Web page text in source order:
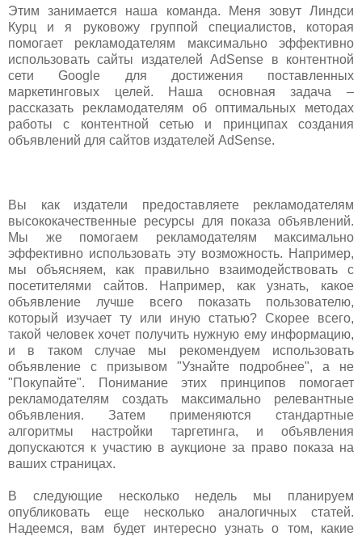
Этим занимается наша команда. Меня зовут Линдси
Курц и я руковожу группой специалистов, которая
помогает рекламодателям максимально эффективно
использовать сайты издателей AdSense в контентной
сети Google для достижения поставленных
маркетинговых целей. Наша основная задача –
рассказать рекламодателям об оптимальных методах
работы с контентной сетью и принципах создания
объявлений для сайтов издателей AdSense.
Вы как издатели предоставляете рекламодателям
высококачественные ресурсы для показа объявлений.
Мы же помогаем рекламодателям максимально
эффективно использовать эту возможность. Например,
мы объясняем, как правильно взаимодействовать с
посетителями сайтов. Например, как узнать, какое
объявление лучше всего показать пользователю,
который изучает ту или иную статью? Скорее всего,
такой человек хочет получить нужную ему информацию,
и в таком случае мы рекомендуем использовать
объявление с призывом "Узнайте подробнее", а не
"Покупайте". Понимание этих принципов помогает
рекламодателям создать максимально релевантные
объявления. Затем применяются стандартные
алгоритмы настройки таргетинга, и объявления
допускаются к участию в аукционе за право показа на
ваших страницах.
В следующие несколько недель мы планируем
опубликовать еще несколько аналогичных статей.
Надеемся, вам будет интересно узнать о том, какие